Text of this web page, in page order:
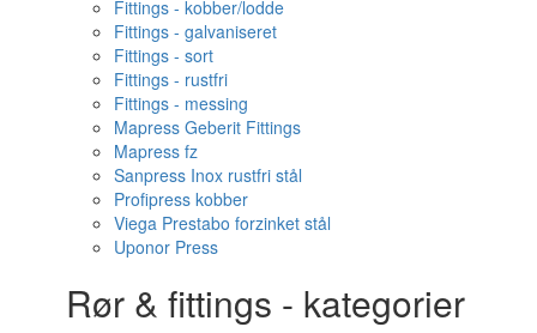
Fittings - kobber/lodde
Fittings - galvaniseret
Fittings - sort
Fittings - rustfri
Fittings - messing
Mapress Geberit Fittings
Mapress fz
Sanpress Inox rustfri stål
Profipress kobber
Viega Prestabo forzinket stål
Uponor Press
Rør & fittings - kategorier